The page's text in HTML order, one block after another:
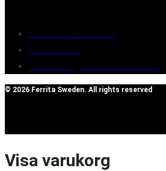
© 2026 Ferrita Sweden. All rights reserved
Visa varukorg